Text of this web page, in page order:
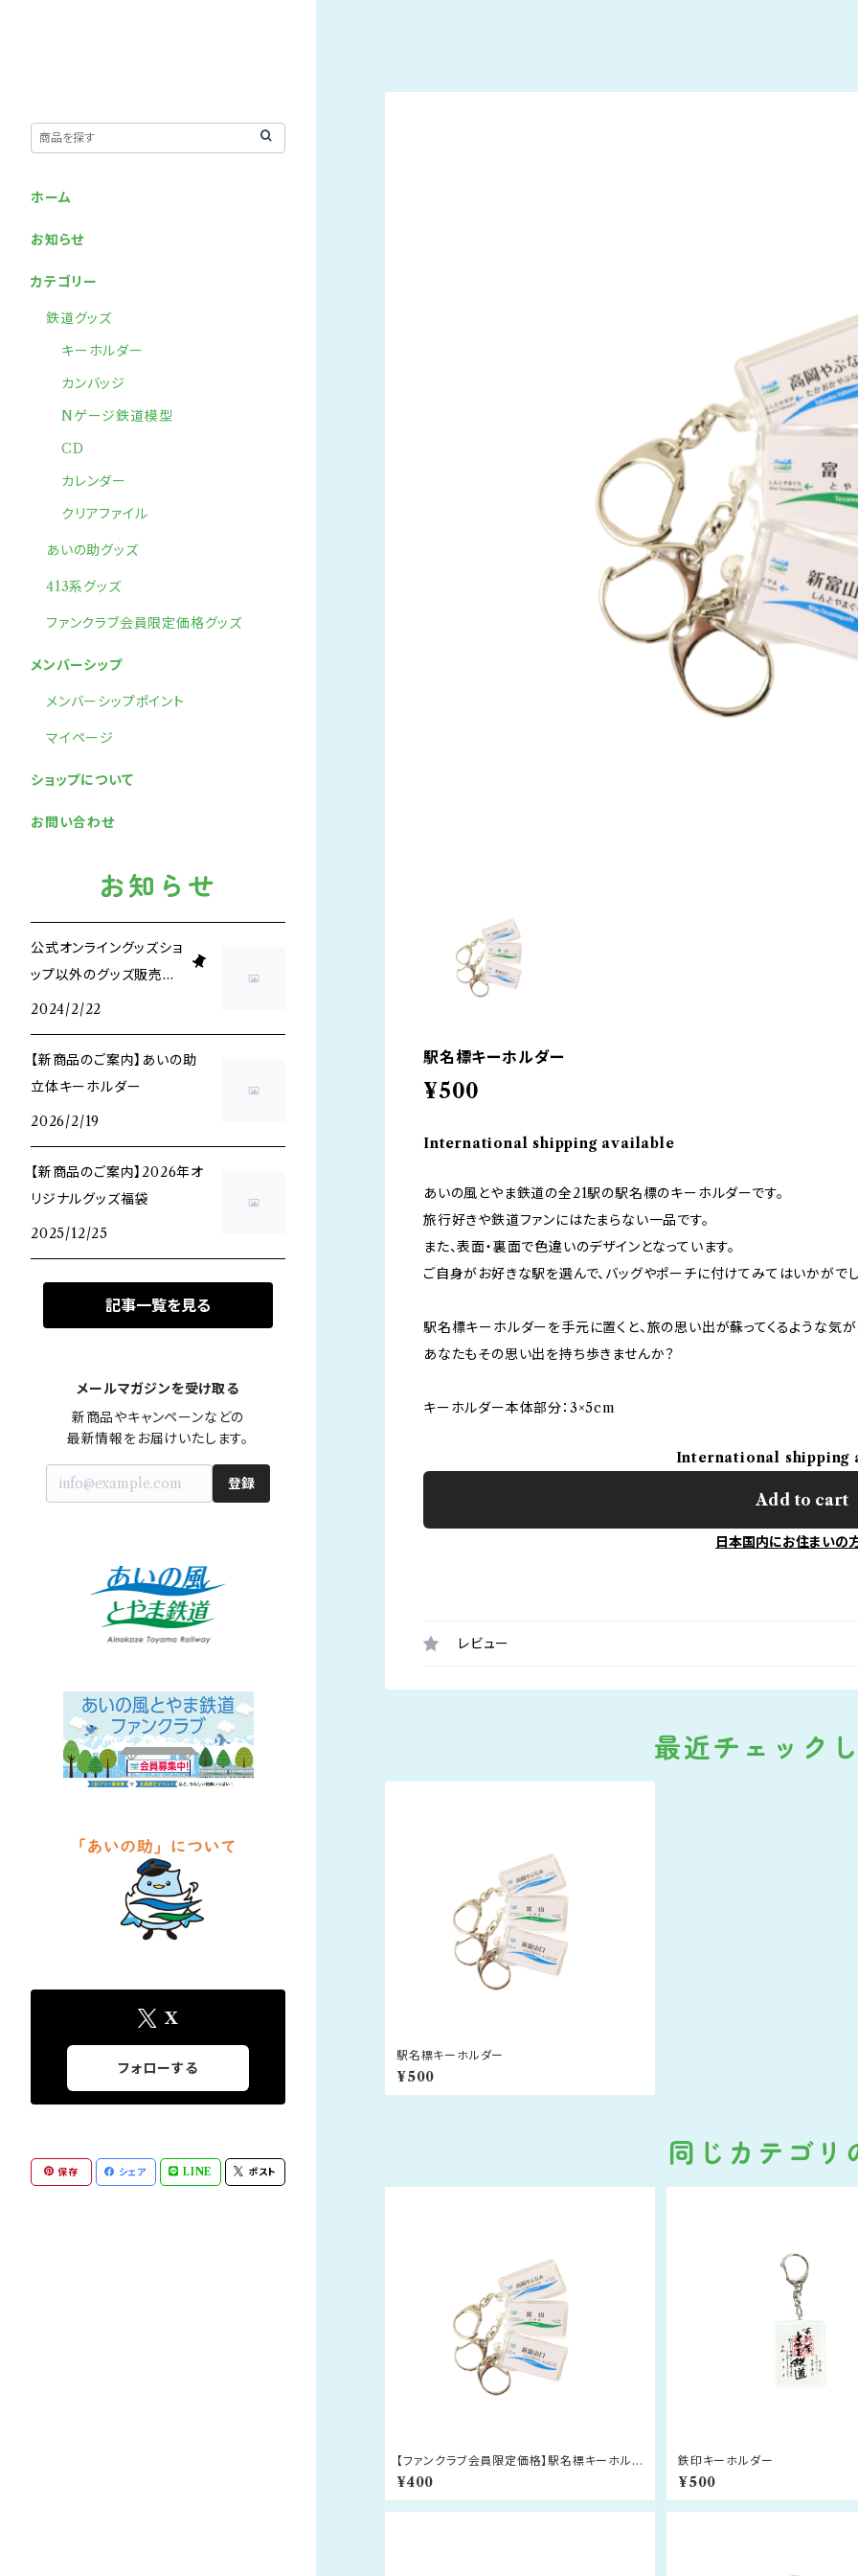
駅名標キーホルダー
¥500
International shipping available
あいの風とやま鉄道の全21駅の駅名標のキーホルダーです。
旅行好きや鉄道ファンにはたまらない一品です。
また、表面・裏面で色違いのデザインとなっています。
ご自身がお好きな駅を選んで、バッグやポーチに付けてみてはいかがでし
駅名標キーホルダーを手元に置くと、旅の思い出が蘇ってくるような気が
あなたもその思い出を持ち歩きませんか？
キーホルダー本体部分：3×5cm
International shipping
Add to cart
日本国内にお住まいの
レビュー
最近チェック
駅名標キーホルダー
¥500
同じカテゴリ
【ファンクラブ会員限定価格】駅名標キーホルダ
ー
¥400
鉄印キーホルダー
¥500
ホーム
お知らせ
カテゴリー
鉄道グッズ
キーホルダー
カンバッジ
Nゲージ鉄道模型
CD
カレンダー
クリアファイル
あいの助グッズ
413系グッズ
ファンクラブ会員限定価格グッズ
メンバーシップ
メンバーシップポイント
マイページ
ショップについて
お問い合わせ
お知らせ
公式オンライングッズショ
ップ以外のグッズ販売場
所について
2024/2/22
【新商品のご案内】あいの助
立体キーホルダー
2026/2/19
【新商品のご案内】2026年オ
リジナルグッズ福袋
2025/12/25
記事一覧を見る
メールマガジンを受け取る
新商品やキャンペーンなどの
最新情報をお届けいたします。
登録
X
フォローする
保存 シェア LINE ポスト